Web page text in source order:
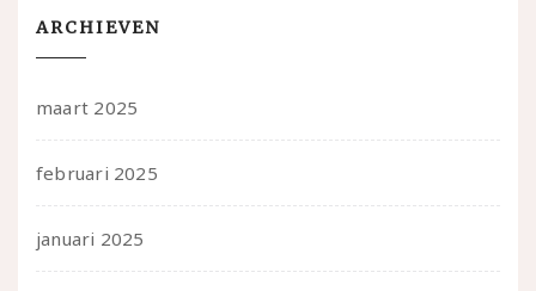
ARCHIEVEN
maart 2025
februari 2025
januari 2025